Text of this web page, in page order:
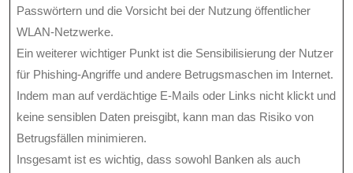
Passwörtern und die Vorsicht bei der Nutzung öffentlicher
WLAN-Netzwerke.
Ein weiterer wichtiger Punkt ist die Sensibilisierung der Nutzer
für Phishing-Angriffe und andere Betrugsmaschen im Internet.
Indem man auf verdächtige E-Mails oder Links nicht klickt und
keine sensiblen Daten preisgibt, kann man das Risiko von
Betrugsfällen minimieren.
Insgesamt ist es wichtig, dass sowohl Banken als auch